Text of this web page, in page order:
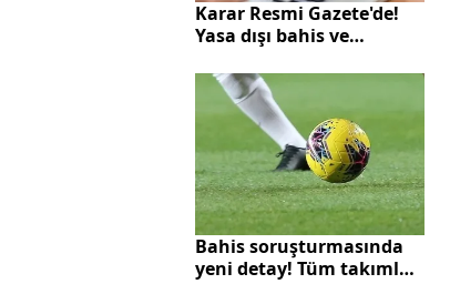
Karar Resmi Gazete'de!
Yasa dışı bahis ve
planı yürürlüğe girdi
Bahis soruşturmasında
yeni detay! Tüm takımlar